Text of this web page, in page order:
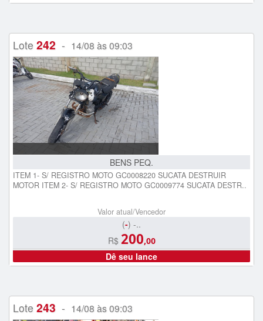
Lote 242 - 14/08 às 09:03
BENS PEQ.
ITEM 1- S/ REGISTRO MOTO GC0008220 SUCATA DESTRUIR
MOTOR ITEM 2- S/ REGISTRO MOTO GC0009774 SUCATA DESTR..
Valor atual/Vencedor
(-) -..
R$ 200,00
Dê seu lance
Lote 243 - 14/08 às 09:03